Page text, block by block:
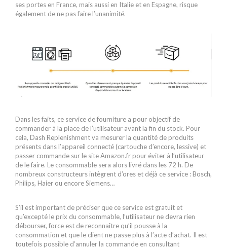
ses portes en France, mais aussi en Italie et en Espagne, risque
également de ne pas faire l’unanimité.
Dans les faits, ce service de fourniture a pour objectif de
commander à la place de l’utilisateur avant la fin du stock. Pour
cela, Dash Replenishment va mesurer la quantité de produits
présents dans l’appareil connecté (cartouche d’encore, lessive) et
passer commande sur le site Amazon.fr pour éviter à l’utilisateur
de le faire. Le consommable sera alors livré dans les 72 h. De
nombreux constructeurs intègrent d’ores et déjà ce service : Bosch,
Philips, Haier ou encore Siemens…
S’il est important de préciser que ce service est gratuit et
qu’excepté le prix du consommable, l’utilisateur ne devra rien
débourser, force est de reconnaître qu’il pousse à la
consommation et que le client ne passe plus à l’acte d’achat. Il est
toutefois possible d’annuler la commande en consultant